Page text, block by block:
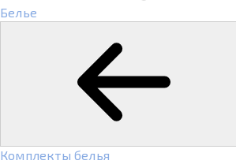
Белье
Комплекты белья